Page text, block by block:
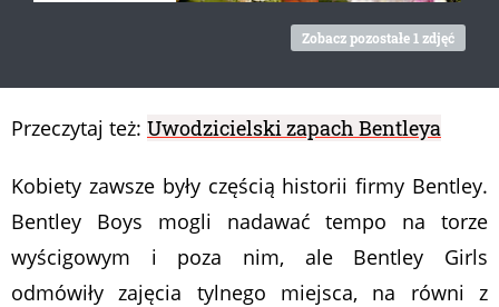
Zobacz pozostałe 1 zdjęć
Przeczytaj też: Uwodzicielski zapach Bentleya
Kobiety zawsze były częścią historii firmy Bentley.
Bentley Boys mogli nadawać tempo na torze
wyścigowym i poza nim, ale Bentley Girls
odmówiły zajęcia tylnego miejsca, na równi z